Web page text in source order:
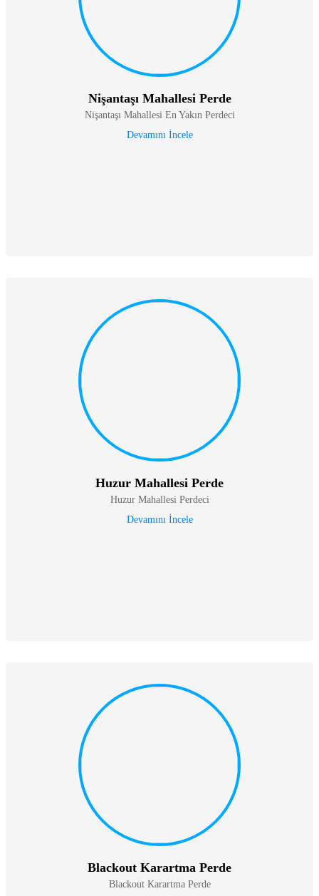
Nişantaşı Mahallesi Perde
Nişantaşı Mahallesi En Yakın Perdeci
Devamını İncele
Huzur Mahallesi Perde
Huzur Mahallesi Perdeci
Devamını İncele
Blackout Karartma Perde
Blackout Karartma Perde